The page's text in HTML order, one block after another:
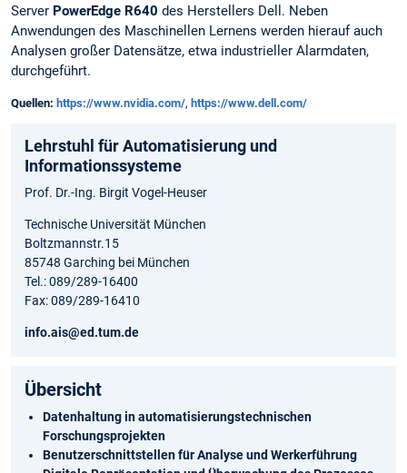
Server PowerEdge R640 des Herstellers Dell. Neben
Anwendungen des Maschinellen Lernens werden hierauf auch
Analysen großer Datensätze, etwa industrieller Alarmdaten,
durchgeführt.
Quellen: https://www.nvidia.com/, https://www.dell.com/
Lehrstuhl für Automatisierung und
Informationssysteme
Prof. Dr.-Ing. Birgit Vogel-Heuser
Technische Universität München
Boltzmannstr.15
85748 Garching bei München
Tel.: 089/289-16400
Fax: 089/289-16410
info.ais@ed.tum.de
Übersicht
Datenhaltung in automatisierungstechnischen
Forschungsprojekten
Benutzerschnittstellen für Analyse und Werkerführung